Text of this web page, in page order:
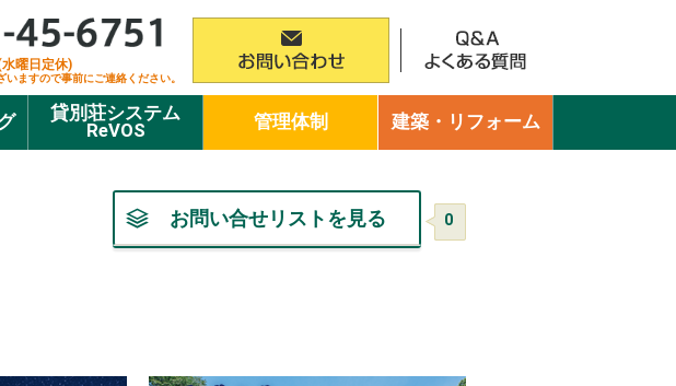
曜日定休)
ますので事前にご連絡ください。
貸別荘システム
ReVOS
管理体制 建築・リフォーム
お問い合せリストを見る 0